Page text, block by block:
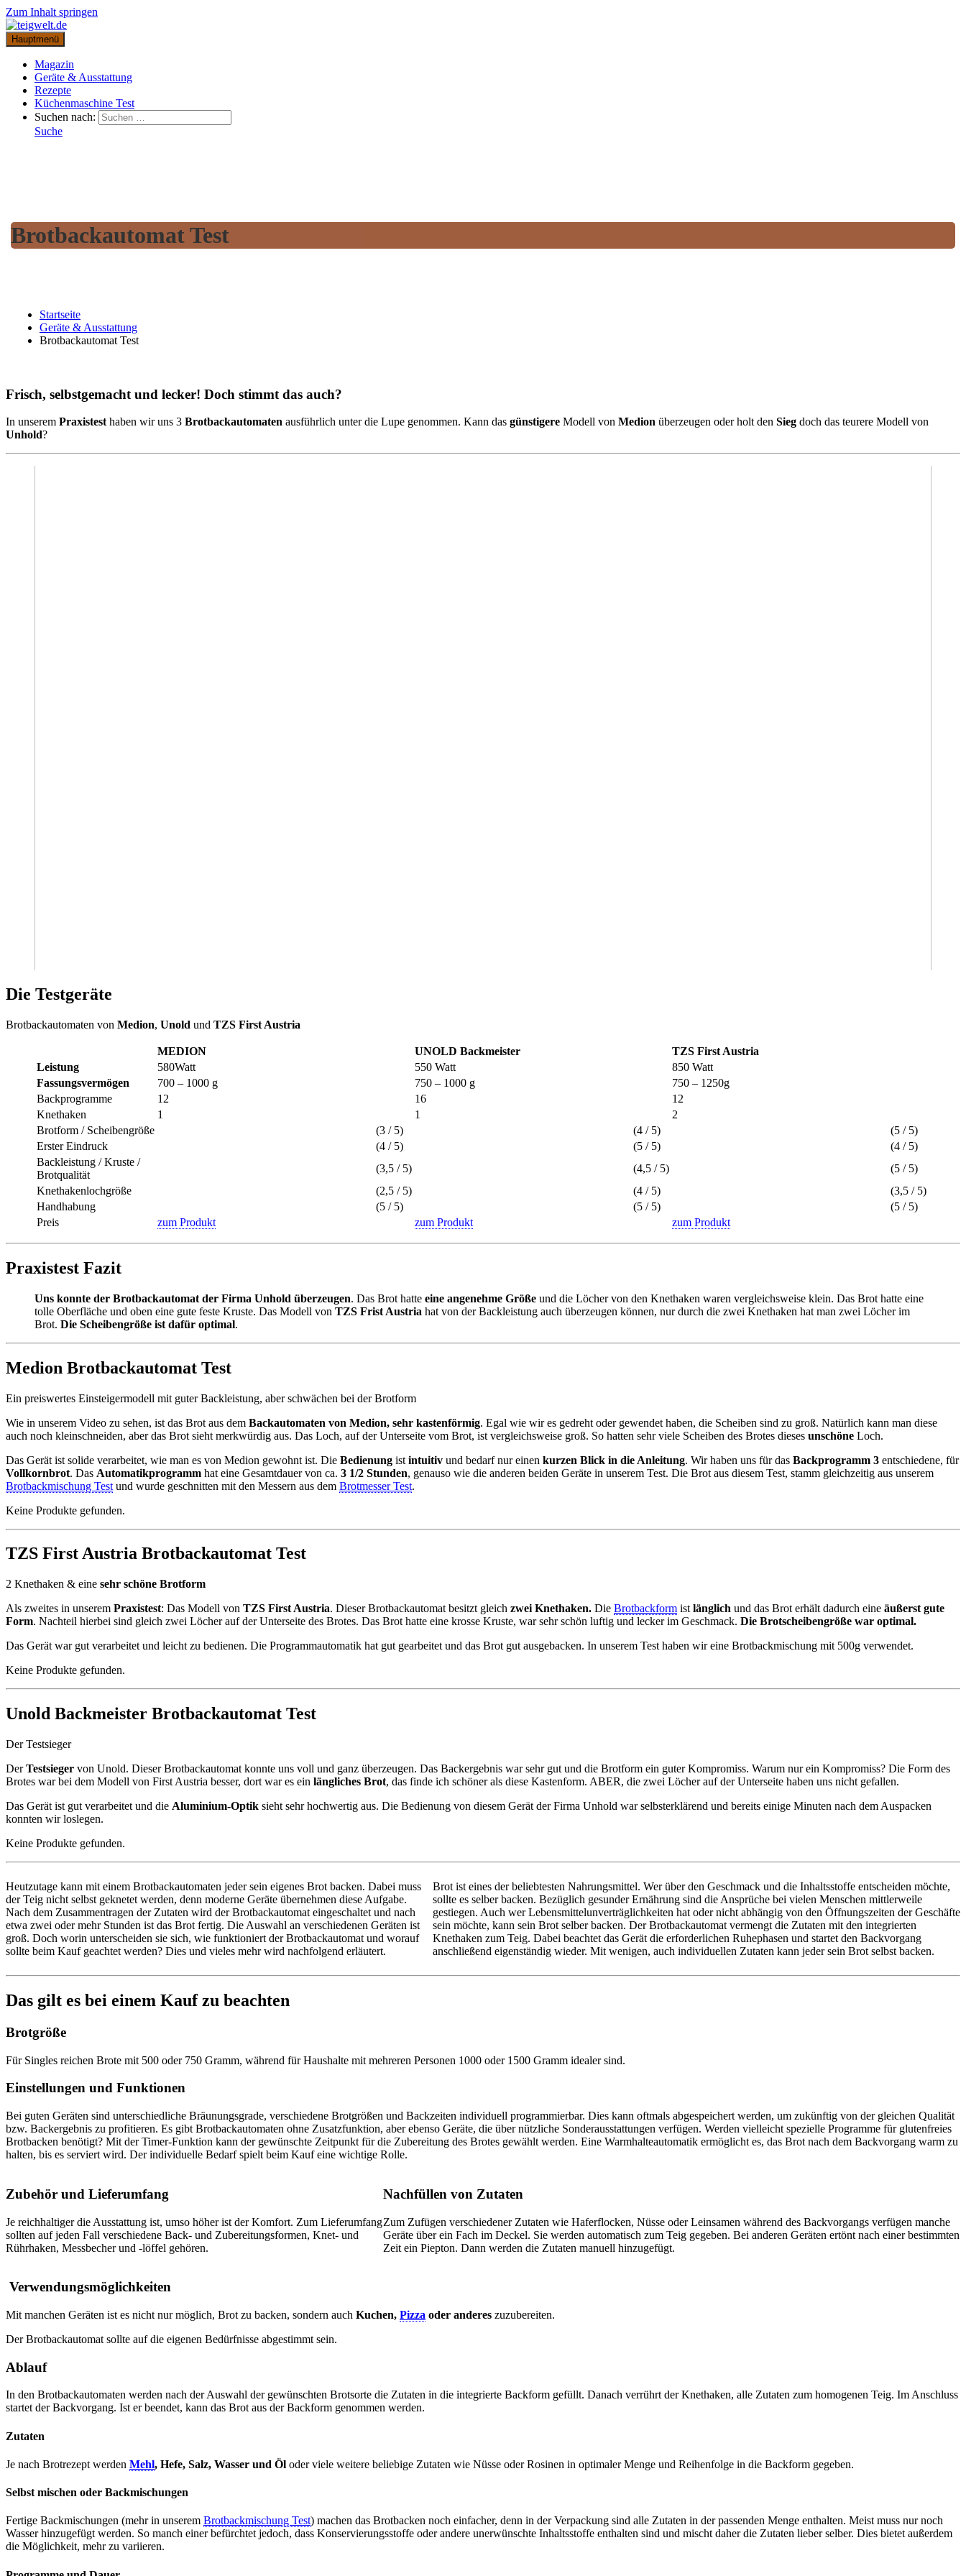
Zum Inhalt springen
Hauptmenü
Magazin
Geräte & Ausstattung
Rezepte
Küchenmaschine Test
Suchen nach:
Suche
Brotbackautomat Test
Startseite
Geräte & Ausstattung
Brotbackautomat Test
Frisch, selbstgemacht und lecker! Doch stimmt das auch?
In unserem Praxistest haben wir uns 3 Brotbackautomaten ausführlich unter die Lupe genommen. Kann das günstigere Modell von Medion überzeugen oder holt den Sieg doch das teurere Modell von
Unhold?
Die Testgeräte
Brotbackautomaten von Medion, Unold und TZS First Austria
MEDION UNOLD Backmeister
TZS First Austria
Leistung
580Watt 550 Watt
850 Watt
Fassungsvermögen
700 – 1000 g 750 – 1000 g
750 – 1250g
Backprogramme
12 16
12
Knethaken
1 1
2
Brotform / Scheibengröße
(3 / 5) (4 / 5)
(5 / 5)
Erster Eindruck
(4 / 5) (5 / 5)
(4 / 5)
Backleistung / Kruste /
Brotqualität
(3,5 / 5) (4,5 / 5)
(5 / 5)
Knethakenlochgröße
(2,5 / 5) (4 / 5)
(3,5 / 5)
Handhabung
(5 / 5) (5 / 5)
(5 / 5)
Preis
zum Produkt zum Produkt zum Produkt
Praxistest Fazit
Uns konnte der Brotbackautomat der Firma Unhold überzeugen. Das Brot hatte eine angenehme Größe und die Löcher von den Knethaken waren vergleichsweise klein. Das Brot hatte eine
tolle Oberfläche und oben eine gute feste Kruste. Das Modell von TZS Frist Austria hat von der Backleistung auch überzeugen können, nur durch die zwei Knethaken hat man zwei Löcher im
Brot. Die Scheibengröße ist dafür optimal.
Medion Brotbackautomat Test
Ein preiswertes Einsteigermodell mit guter Backleistung, aber schwächen bei der Brotform
Wie in unserem Video zu sehen, ist das Brot aus dem Backautomaten von Medion, sehr kastenförmig. Egal wie wir es gedreht oder gewendet haben, die Scheiben sind zu groß. Natürlich kann man diese
auch noch kleinschneiden, aber das Brot sieht merkwürdig aus. Das Loch, auf der Unterseite vom Brot, ist vergleichsweise groß. So hatten sehr viele Scheiben des Brotes dieses unschöne Loch.
Das Gerät ist solide verarbeitet, wie man es von Medion gewohnt ist. Die Bedienung ist intuitiv und bedarf nur einen kurzen Blick in die Anleitung. Wir haben uns für das Backprogramm 3 entschiedene, für
Vollkornbrot. Das Automatikprogramm hat eine Gesamtdauer von ca. 3 1/2 Stunden, genauso wie die anderen beiden Geräte in unserem Test. Die Brot aus diesem Test, stamm gleichzeitig aus unserem
Brotbackmischung Test und wurde geschnitten mit den Messern aus dem Brotmesser Test.
Keine Produkte gefunden.
TZS First Austria Brotbackautomat Test
2 Knethaken & eine sehr schöne Brotform
Als zweites in unserem Praxistest: Das Modell von TZS First Austria. Dieser Brotbackautomat besitzt gleich zwei Knethaken. Die Brotbackform ist länglich und das Brot erhält dadurch eine äußerst gute
Form. Nachteil hierbei sind gleich zwei Löcher auf der Unterseite des Brotes. Das Brot hatte eine krosse Kruste, war sehr schön luftig und lecker im Geschmack. Die Brotscheibengröße war optimal.
Das Gerät war gut verarbeitet und leicht zu bedienen. Die Programmautomatik hat gut gearbeitet und das Brot gut ausgebacken. In unserem Test haben wir eine Brotbackmischung mit 500g verwendet.
Keine Produkte gefunden.
Unold Backmeister Brotbackautomat Test
Der Testsieger
DerTestsieger von Unold. Dieser Brotbackautomat konnte uns voll und ganz überzeugen. Das Backergebnis war sehr gut und die Brotform ein guter Kompromiss. Warum nur ein Kompromiss? Die Form des
Brotes war bei dem Modell von First Austria besser, dort war es ein längliches Brot, das finde ich schöner als diese Kastenform. ABER, die zwei Löcher auf der Unterseite haben uns nicht gefallen.
Das Gerät ist gut verarbeitet und die Aluminium-Optik sieht sehr hochwertig aus. Die Bedienung von diesem Gerät der Firma Unhold war selbsterklärend und bereits einige Minuten nach dem Auspacken
konnten wir loslegen.
Keine Produkte gefunden.
Heutzutage kann mit einem Brotbackautomaten jeder sein eigenes Brot backen. Dabei muss
der Teig nicht selbst geknetet werden, denn moderne Geräte übernehmen diese Aufgabe.
Nach dem Zusammentragen der Zutaten wird der Brotbackautomat eingeschaltet und nach
etwa zwei oder mehr Stunden ist das Brot fertig. Die Auswahl an verschiedenen Geräten ist
groß. Doch worin unterscheiden sie sich, wie funktioniert der Brotbackautomat und worauf
sollte beim Kauf geachtet werden? Dies und vieles mehr wird nachfolgend erläutert.
Brot ist eines der beliebtesten Nahrungsmittel. Wer über den Geschmack und die Inhaltsstoffe entscheiden möchte,
sollte es selber backen. Bezüglich gesunder Ernährung sind die Ansprüche bei vielen Menschen mittlerweile
gestiegen. Auch wer Lebensmittelunverträglichkeiten hat oder nicht abhängig von den Öffnungszeiten der Geschäfte
sein möchte, kann sein Brot selber backen. Der Brotbackautomat vermengt die Zutaten mit den integrierten
Knethaken zum Teig. Dabei beachtet das Gerät die erforderlichen Ruhephasen und startet den Backvorgang
anschließend eigenständig wieder. Mit wenigen, auch individuellen Zutaten kann jeder sein Brot selbst backen.
Das gilt es bei einem Kauf zu beachten
Brotgröße
Für Singles reichen Brote mit 500 oder 750 Gramm, während für Haushalte mit mehreren Personen 1000 oder 1500 Gramm idealer sind.
Einstellungen und Funktionen
Bei guten Geräten sind unterschiedliche Bräunungsgrade, verschiedene Brotgrößen und Backzeiten individuell programmierbar. Dies kann oftmals abgespeichert werden, um zukünftig von der gleichen Qualität
bzw. Backergebnis zu profitieren. Es gibt Brotbackautomaten ohne Zusatzfunktion, aber ebenso Geräte, die über nützliche Sonderausstattungen verfügen. Werden vielleicht spezielle Programme für glutenfreies
Brotbacken benötigt? Mit der Timer-Funktion kann der gewünschte Zeitpunkt für die Zubereitung des Brotes gewählt werden. Eine Warmhalteautomatik ermöglicht es, das Brot nach dem Backvorgang warm zu
halten, bis es serviert wird. Der individuelle Bedarf spielt beim Kauf eine wichtige Rolle.
Zubehör und Lieferumfang
Je reichhaltiger die Ausstattung ist, umso höher ist der Komfort. Zum Lieferumfang
sollten auf jeden Fall verschiedene Back- und Zubereitungsformen, Knet- und
Rührhaken, Messbecher und -löffel gehören.
Nachfüllen von Zutaten
Zum Zufügen verschiedener Zutaten wie Haferflocken, Nüsse oder Leinsamen während des Backvorgangs verfügen manche
Geräte über ein Fach im Deckel. Sie werden automatisch zum Teig gegeben. Bei anderen Geräten ertönt nach einer bestimmten
Zeit ein Piepton. Dann werden die Zutaten manuell hinzugefügt.
Verwendungsmöglichkeiten
Mit manchen Geräten ist es nicht nur möglich, Brot zu backen, sondern auch Kuchen, Pizza oder anderes zuzubereiten.
Der Brotbackautomat sollte auf die eigenen Bedürfnisse abgestimmt sein.
Ablauf
In den Brotbackautomaten werden nach der Auswahl der gewünschten Brotsorte die Zutaten in die integrierte Backform gefüllt. Danach verrührt der Knethaken, alle Zutaten zum homogenen Teig. Im Anschluss
startet der Backvorgang. Ist er beendet, kann das Brot aus der Backform genommen werden.
Zutaten
Je nach Brotrezept werden Mehl, Hefe, Salz, Wasser und Öl oder viele weitere beliebige Zutaten wie Nüsse oder Rosinen in optimaler Menge und Reihenfolge in die Backform gegeben.
Selbst mischen oder Backmischungen
Fertige Backmischungen (mehr in unserem Brotbackmischung Test) machen das Brotbacken noch einfacher, denn in der Verpackung sind alle Zutaten in der passenden Menge enthalten. Meist muss nur noch
Wasser hinzugefügt werden. So manch einer befürchtet jedoch, dass Konservierungsstoffe oder andere unerwünschte Inhaltsstoffe enthalten sind und mischt daher die Zutaten lieber selber. Dies bietet außerdem
die Möglichkeit, mehr zu variieren.